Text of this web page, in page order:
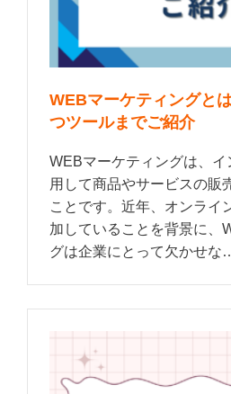
WEBマーケティングと
つツールまでご紹介
WEBマーケティングは、
用して商品やサービスの販
ことです。近年、オンライ
加していることを背景に、
グは企業にとって欠かせな